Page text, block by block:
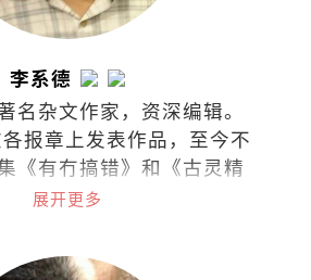
李系德
名杂文作家，资深编辑。
报章上发表作品，至今不
《有冇搞错》和《古灵精
展开更多